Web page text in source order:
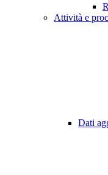
Attività e
Dati